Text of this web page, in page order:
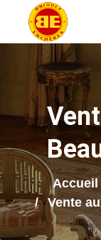
Accueil
Vente